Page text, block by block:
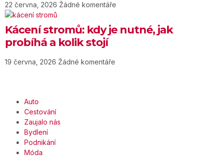
22 června, 2026 Žádné komentáře
Kácení stromů: kdy je nutné, jak
probíhá a kolik stojí
19 června, 2026 Žádné komentáře
Auto
Cestování
Zaujalo nás
Bydlení
Podnikání
Móda